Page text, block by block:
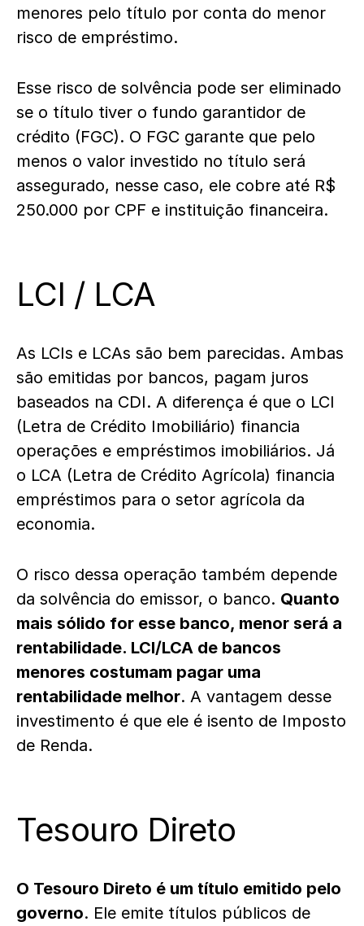
menores pelo título por conta do menor
risco de empréstimo.
Esse risco de solvência pode ser eliminado
se o título tiver o fundo garantidor de
crédito (FGC). O FGC garante que pelo
menos o valor investido no título será
assegurado, nesse caso, ele cobre até R$
250.000 por CPF e instituição financeira.
LCI / LCA
As LCIs e LCAs são bem parecidas. Ambas
são emitidas por bancos, pagam juros
baseados na CDI. A diferença é que o LCI
(Letra de Crédito Imobiliário) financia
operações e empréstimos imobiliários. Já
o LCA (Letra de Crédito Agrícola) financia
empréstimos para o setor agrícola da
economia.
O risco dessa operação também depende
da solvência do emissor, o banco. Quanto
mais sólido for esse banco, menor será a
rentabilidade. LCI/LCA de bancos
menores costumam pagar uma
rentabilidade melhor. A vantagem desse
investimento é que ele é isento de Imposto
de Renda.
Tesouro Direto
O Tesouro Direto é um título emitido pelo
governo. Ele emite títulos públicos de